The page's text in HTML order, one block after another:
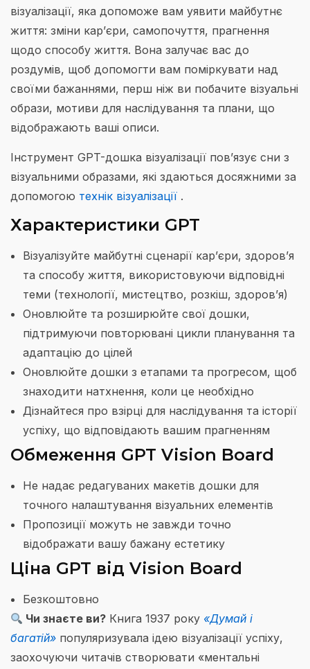
візуалізації, яка допоможе вам уявити майбутнє
життя: зміни кар’єри, самопочуття, прагнення
щодо способу життя. Вона залучає вас до
роздумів, щоб допомогти вам поміркувати над
своїми бажаннями, перш ніж ви побачите візуальні
образи, мотиви для наслідування та плани, що
відображають ваші описи.
Інструмент GPT-дошка візуалізації пов’язує сни з
візуальними образами, які здаються досяжними за
допомогою технік візуалізації .
Характеристики GPT
Візуалізуйте майбутні сценарії кар’єри, здоров’я
та способу життя, використовуючи відповідні
теми (технології, мистецтво, розкіш, здоров’я)
Оновлюйте та розширюйте свої дошки,
підтримуючи повторювані цикли планування та
адаптацію до цілей
Оновлюйте дошки з етапами та прогресом, щоб
знаходити натхнення, коли це необхідно
Дізнайтеся про взірці для наслідування та історії
успіху, що відповідають вашим прагненням
Обмеження GPT Vision Board
Не надає редагуваних макетів дошки для
точного налаштування візуальних елементів
Пропозиції можуть не завжди точно
відображати вашу бажану естетику
Ціна GPT від Vision Board
Безкоштовно
Чи знаєте ви? Книга 1937 року «Думай і
багатій» популяризувала ідею візуалізації успіху,
заохочуючи читачів створювати «ментальні